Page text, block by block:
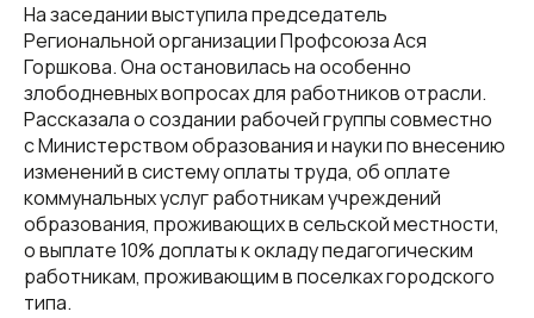
На заседании выступила председатель
Региональной организации Профсоюза Ася
Горшкова. Она остановилась на особенно
злободневных вопросах для работников отрасли.
Рассказала о создании рабочей группы совместно
с Министерством образования и науки по внесению
изменений в систему оплаты труда, об оплате
коммунальных услуг работникам учреждений
образования, проживающих в сельской местности,
о выплате 10% доплаты к окладу педагогическим
работникам, проживающим в поселках городского
типа.